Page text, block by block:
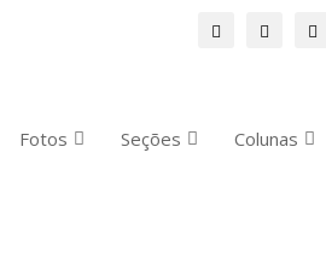
Fotos Seções Colunas